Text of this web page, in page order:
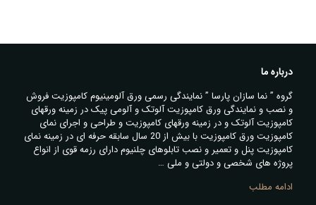
درباره ما
گروه ” نما سازان پارسا ” نمایندگی رسمی ورق آلومینیوم کامپوزیت فروش
و نصب و نمایندگی ورق کامپوزیت آلوتک و آلومی پیک در زمینه ورقهای
کامپوزیت آلوتک و در زمینه ورقهای کامپوزیت و طراحی و اجرای نمای
کامپوزیت ورق کامپوزیت با بیش از 20 سال سابقه حرفه ای در زمینه نمای
کامپوزیت پنل و تعمیر و نصب تابلوهای چلنیوم دارای رزمه قوی از انواع
پروژه های شخصی و دولتی و ملی …
ادامه مطلب